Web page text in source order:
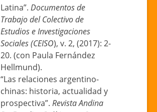
Latina”. Documentos de
Trabajo del Colectivo de
Estudios e Investigaciones
Sociales (CEISO), v. 2, (2017): 2-
20. (con Paula Fernández
Hellmund).
“Las relaciones argentino-
chinas: historia, actualidad y
prospectiva”. Revista Andina